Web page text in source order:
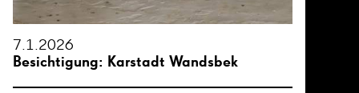
7.1.2026
Besichtigung: Karstadt Wandsbek